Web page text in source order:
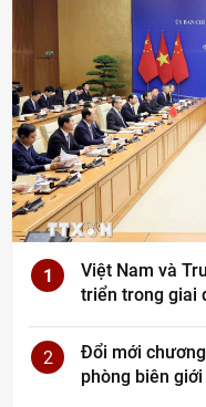
1
Việt Nam và
triển trong giai
2
Đổi mới
phòng biên